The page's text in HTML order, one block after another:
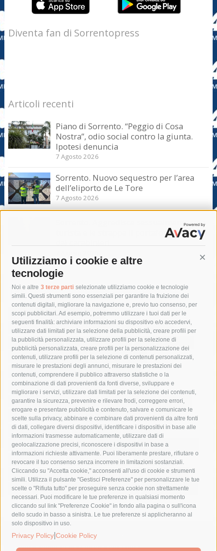
Utilizziamo i cookie e altre
tecnologie
Noi e altre 3 terze parti selezionate utilizziamo cookie e tecnologie
simili. Questi strumenti sono essenziali per garantire la fruizione dei
contenuti digitali, migliorare la navigazione e, previo tuo consenso, per
scopi pubblicitari. Ad esempio, potremmo utilizzare i tuoi dati per le
seguenti finalità: archiviare informazioni su dispositivo e/o accedervi,
utilizzare dati limitati per la selezione della pubblicità, creare profili per
la pubblicità personalizzata, utilizzare profili per la selezione di
pubblicità personalizzata, creare profili per la personalizzazione dei
contenuti, utilizzare profili per la selezione di contenuti personalizzati,
misurare le prestazioni degli annunci, misurare le prestazioni dei
contenuti, comprendere il pubblico attraverso statistiche o la
combinazione di dati provenienti da fonti diverse, sviluppare e
migliorare i servizi, utilizzare dati limitati per la selezione dei contenuti,
garantire la sicurezza, prevenire e rilevare frodi, correggere errori,
erogare e presentare pubblicità e contenuto, salvare e comunicare le
scelte sulla privacy, abbinare e combinare dati provenienti da altre fonti
di dati, collegare diversi dispositivi, identificare i dispositivi in base alle
informazioni trasmesse automaticamente, utilizzare dati di
geolocalizzazione precisi, riconoscere i dispositivi in base a
informazioni richieste attivamente. Puoi liberamente prestare, rifiutare o
revocare il tuo consenso senza incorrere in limitazioni sostanziali.
Cliccando su "Accetta cookie," acconsenti all'uso di cookie e strumenti
simili. Utilizza il pulsante "Gestisci Preferenze" per personalizzare le tue
scelte o "Rifiuta tutto" per proseguire senza cookie non strettamente
necessari. Puoi modificare le tue preferenze in qualsiasi momento
cliccando sul link "Preferenze Cookie" in fondo alla pagina o sull'icona
dello scudo in basso a sinistra. Le tue preferenze si applicheranno al
solo dispositivo in uso.
Privacy Policy Cookie Policy
Diventa fan di Sorrentopress
Articoli recenti
Piano di Sorrento. “Peggio di Cosa
Nostra”, odio social contro la giunta.
Ipotesi denuncia
7 Agosto 2026
Sorrento. Nuovo sequestro per l’area
dell’eliporto de Le Tore
7 Agosto 2026
Sorrento. Aggredisce sessualmente una
turista e le strappa il portafogli, fermato
dai carabinieri
Tag
acqua allerta meteo
anas
area marina protetta di punta campanella
arresto
Asl Napoli 3 sud
capitaneria di porto capri
carabinieri
castellammare di stabia
circumvesuviana
comune di sorrento
concerto
contagi
costiera amalfitana
covid-19 eav
elezioni
fondazione sorrento
gori guardia costiera
incidente
lavori
lorenzo balducelli mare
massa lubrense
massimo coppola
Meta napoli
ordinanza
penisola sorrentina
piano di sorrento
polizia municipale
protezione civile
Regione Campania
sant'agnello
sindaco cuomo
sorrento studenti temporali
treni
turismo
Vico Equense villa fiorentino vincenzo de luca
© 2015 SorrentoPress. All rights reserved.
Il giornale online della Penisola Sorrentina